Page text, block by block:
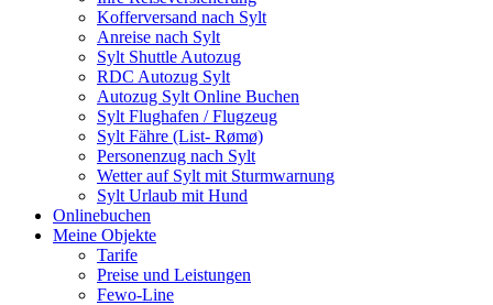
Kofferversand nach Sylt
Anreise nach Sylt
Sylt Shuttle Autozug
RDC Autozug Sylt
Autozug Sylt Online Buchen
Sylt Flughafen / Flugzeug
Sylt Fähre (List- Rømø)
Personenzug nach Sylt
Wetter auf Sylt mit Sturmwarnung
Sylt Urlaub mit Hund
Onlinebuchen
Meine Objekte
Tarife
Preise und Leistungen
Fewo-Line